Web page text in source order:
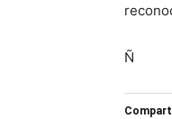
Ñ